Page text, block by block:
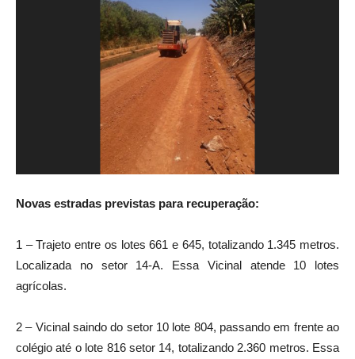
Novas estradas previstas para recuperação:
1 – Trajeto entre os lotes 661 e 645, totalizando 1.345 metros.
Localizada no setor 14-A. Essa Vicinal atende 10 lotes
agrícolas.
2 – Vicinal saindo do setor 10 lote 804, passando em frente ao
colégio até o lote 816 setor 14, totalizando 2.360 metros. Essa